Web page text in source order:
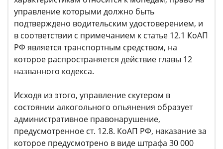
управление которыми должно быть
подтверждено водительским удостоверением, и
в соответствии с примечанием к статье 12.1 КоАП
РФ является транспортным средством, на
которое распространяется действие главы 12
названного кодекса.
Исходя из этого, управление скутером в
состоянии алкогольного опьянения образует
административное правонарушение,
предусмотренное ст. 12.8. КоАП РФ, наказание за
которое предусмотрено в виде штрафа 30 000